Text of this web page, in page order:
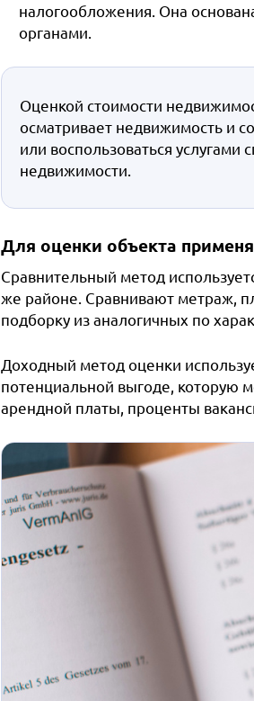
налогообложения. Она
органами.
Оценкой стоимости
осматривает недвижимость и
или воспользоваться услугами
недвижимости.
Для оценки объекта
Сравнительный метод
же районе. Сравнивают метраж,
подборку из аналогичных по
Доходный метод оценки
потенциальной выгоде, которую
арендной платы, проценты